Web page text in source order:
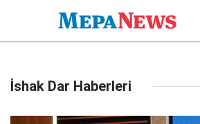
İshak Dar Haberleri